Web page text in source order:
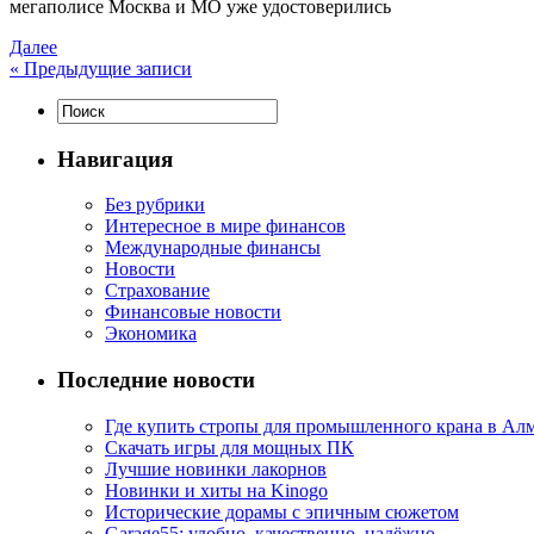
мегаполисе Москва и МО уже удостоверились
Далее
« Предыдущие записи
Навигация
Без рубрики
Интересное в мире финансов
Международные финансы
Новости
Страхование
Финансовые новости
Экономика
Последние новости
Где купить стропы для промышленного крана в
Скачать игры для мощных ПК
Лучшие новинки лакорнов
Новинки и хиты на Kinogo
Исторические дорамы с эпичным сюжетом